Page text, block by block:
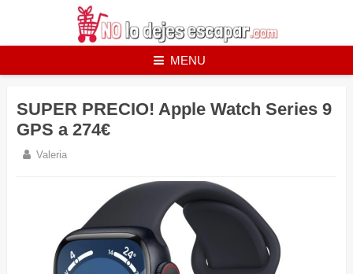
MENU
SUPER PRECIO! Apple Watch Series 9
GPS a 274€
Valeria